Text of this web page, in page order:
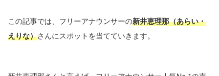
この記事では、フリーアナウンサーの新井恵理那（あらい・
えりな）さんにスポットを当てていきます。